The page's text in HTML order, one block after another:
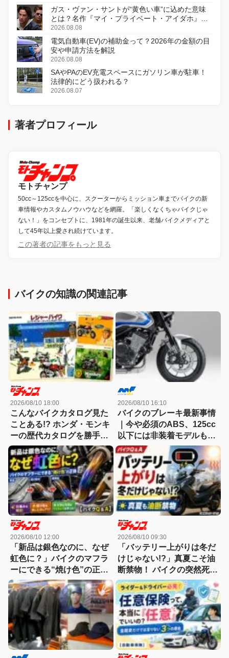
ガス・ヴァン・サントが“黄色い車”に込めた意味
とは？名作『マイ・プライベート・アイダホ』が
初のデジタルリマスター版で復活
2026.08.08
電気自動車(EV)の補助金って？2026年の金額の目
安や申請方法を解説
2026.08.08
SAやPAのEV充電スペースにガソリン車が駐車！
法律的にどう扱われる？
2026.08.07
著者プロフィール
モトチャンプ
50cc～125ccを中心に、スクーターからミッション車までバイクの新
車情報やカスタムノウハウなどを網羅。「楽しくなくちゃバイクじゃ
ない！」をコンセプトに、1981年の誕生以来、老舗バイクメディアと
して45年以上愛され続けています。
この著者の記事をもっと見る
バイクの知識の関連記事
2026/08/10 18:00
こんなバイクカタログ見た
ことある!? ホンダ・モンキ
ーの歴代カタログを勝手に
BEST10【モンキー雑学】
2026/08/10 16:10
バイクのブレーキ最新事情
｜今や必須のABS、125cc
以下には非装着モデルもあ
るのはなぜ？
2026/08/10 12:00
「新品は銀色なのに、なぜ
虹色に？」バイクのマフラ
ーにできる“焼け色”の正体
【バイクQ & A】
2026/08/10 09:30
「バッテリー上がりは冬だ
けじゃない!?」真夏こそ油
断禁物！ バイクの突然死を
防ぐチェック方法【バイク
Q & A】